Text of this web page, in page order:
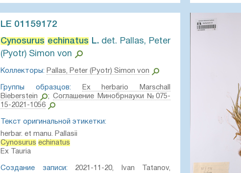
LE 01159172
Cynosurus echinatus L.⁣ det. Pallas, Peter
(Pyotr) Simon von
Коллекторы: Pallas, Peter (Pyotr) Simon von
Группы образцов:
Ex herbario Marschall
Bieberstein
; Соглашение Минобрнауки №075-
15-2021-1056
Текст оригинальной этикетки:
herbar. et manu. Pallasii
Cynosurus echinatus
Ex Tauria
Создание записи: 2021-11-20, Ivan Tatanov,